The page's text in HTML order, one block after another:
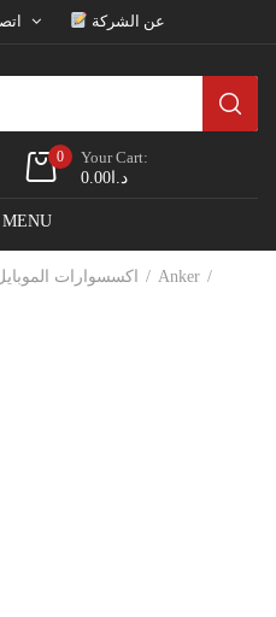
عن الشركة
0
Your Cart:
د.ا0.00
MENU
اكسسوارات
Anker